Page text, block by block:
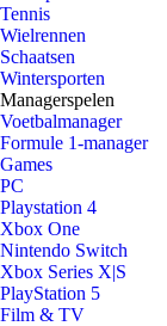
Tennis
Wielrennen
Schaatsen
Wintersporten
Managerspelen
Voetbalmanager
Formule 1-manager
Games
PC
Playstation 4
Xbox One
Nintendo Switch
Xbox Series X|S
PlayStation 5
Film & TV